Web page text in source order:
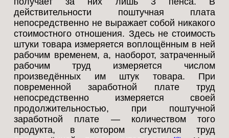
действительности поштучная плата
непосредственно не выражает собой никакого
стоимостного отношения. Здесь не стоимость
штуки товара измеряется воплощённым в ней
рабочим временем, а, наоборот, затраченный
рабочим труд измеряется числом
произведённых им штук товара. При
повременной заработной плате труд
непосредственно измеряется своей
продолжительностью, при поштучной
заработной плате — количеством того
продукта, в котором сгустился труд